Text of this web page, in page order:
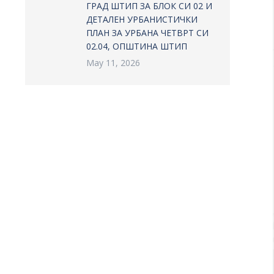
ГРАД ШТИП ЗА БЛОК СИ 02 И
ДЕТАЛЕН УРБАНИСТИЧКИ
ПЛАН ЗА УРБАНА ЧЕТВРТ СИ
02.04, ОПШТИНА ШТИП
May 11, 2026